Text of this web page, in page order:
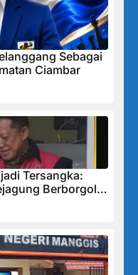
Sebagai
Ciambar
Tersangka:
Berborgol,
Teka-teki